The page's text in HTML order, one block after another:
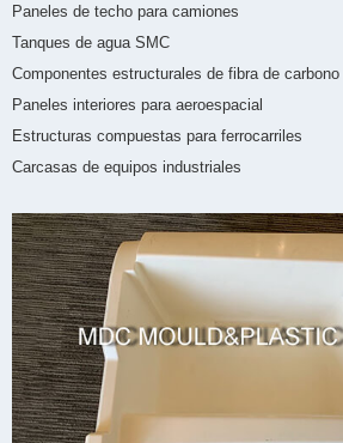
Paneles de techo para camiones
Tanques de agua SMC
Componentes estructurales de fibra de carbono
Paneles interiores para aeroespacial
Estructuras compuestas para ferrocarriles
Carcasas de equipos industriales